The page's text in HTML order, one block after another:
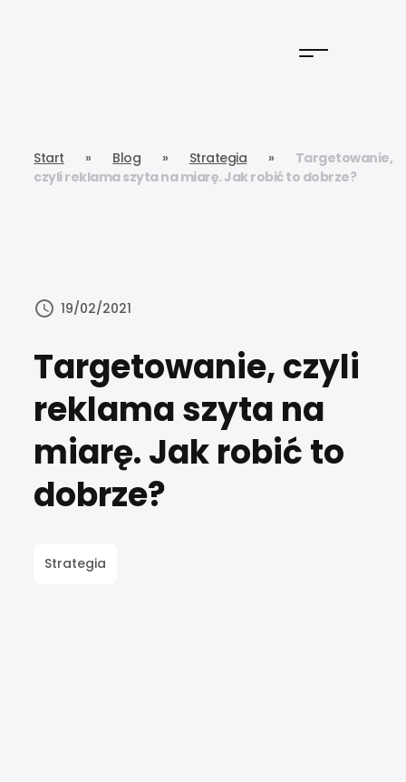
Start » Blog » Strategia »
Targetowanie,
czyli reklama szyta na miarę. Jak robić to dobrze?
19/02/2021
Targetowanie, czyli
reklama szyta na
miarę. Jak robić to
dobrze?
Strategia